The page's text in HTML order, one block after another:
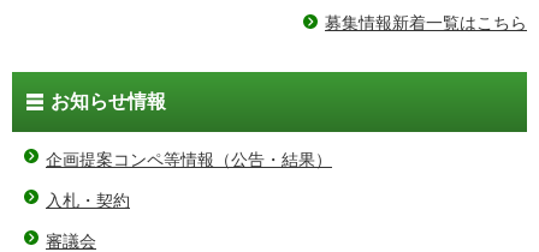
募集情報新着一覧はこちら
お知らせ情報
企画提案コンペ等情報（公告・結果）
入札・契約
審議会